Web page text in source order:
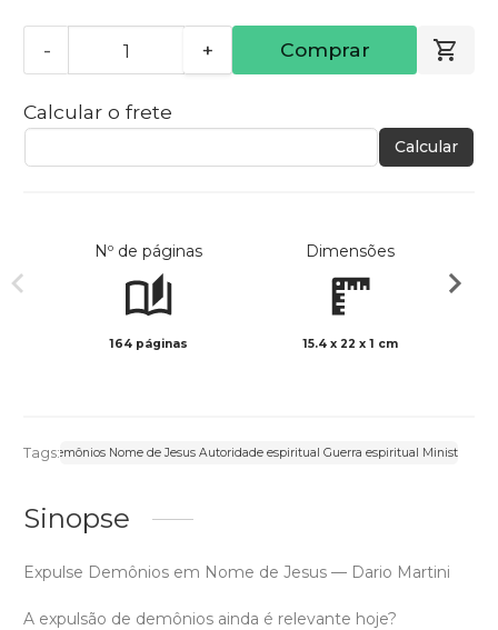
- + Comprar
Calcular o frete
Calcular
Nº de páginas
164 páginas
Dimensões
15.4 x 22 x 1 cm
Tags:demônios Nome de Jesus Autoridade espiritual Guerra espiritual Ministério
Sinopse
Expulse Demônios em Nome de Jesus — Dario Martini
A expulsão de demônios ainda é relevante hoje?